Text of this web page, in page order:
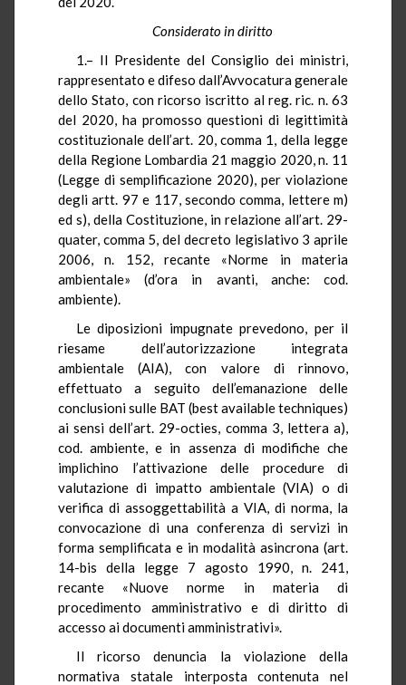
Considerato in diritto
1.– Il Presidente del Consiglio dei ministri,
rappresentato e difeso dall’Avvocatura generale
dello Stato, con ricorso iscritto al reg. ric. n. 63
del 2020, ha promosso questioni di legittimità
costituzionale dell’art. 20, comma 1, della legge
della Regione Lombardia 21 maggio 2020, n. 11
(Legge di semplificazione 2020), per violazione
degli artt. 97 e 117, secondo comma, lettere m)
ed s), della Costituzione, in relazione all’art. 29-
quater, comma 5, del decreto legislativo 3 aprile
2006, n. 152, recante «Norme in materia
ambientale» (d’ora in avanti, anche: cod.
ambiente).
Le diposizioni impugnate prevedono, per il
riesame dell’autorizzazione integrata
ambientale (AIA), con valore di rinnovo,
effettuato a seguito dell’emanazione delle
conclusioni sulle BAT (best available techniques)
ai sensi dell’art. 29-octies, comma 3, lettera a),
cod. ambiente, e in assenza di modifiche che
implichino l’attivazione delle procedure di
valutazione di impatto ambientale (VIA) o di
verifica di assoggettabilità a VIA, di norma, la
convocazione di una conferenza di servizi in
forma semplificata e in modalità asincrona (art.
14-bis della legge 7 agosto 1990, n. 241,
recante «Nuove norme in materia di
procedimento amministrativo e di diritto di
accesso ai documenti amministrativi».
Il ricorso denuncia la violazione della
normativa statale interposta contenuta nel